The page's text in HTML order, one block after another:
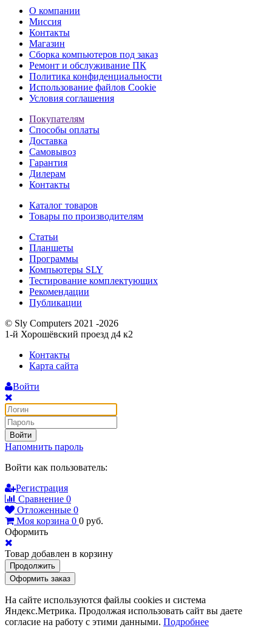
О компании
Миссия
Контакты
Магазин
Сборка компьютеров под заказ
Ремонт и обслуживание ПК
Политика конфиденциальности
Использование файлов Cookie
Условия соглашения
Покупателям
Способы оплаты
Доставка
Самовывоз
Гарантия
Дилерам
Контакты
Каталог товаров
Товары по производителям
Статьи
Планшеты
Программы
Компьютеры SLY
Тестирование комплектующих
Рекомендации
Публикации
© Sly Computers 2021 -2026
1-й Хорошёвский проезд д4 к2
Контакты
Карта сайта
Войти
Войти
Напомнить пароль
Войти как пользователь:
Регистрация
Сравнение 0
Отложенные 0
Моя корзина 0 0 руб.
Оформить
Товар добавлен в корзину
Продолжить
Оформить заказ
На сайте используются файлы cookies и система
Яндекс.Метрика. Продолжая использовать сайт вы даете
согласие на работу с этими данными. Подробнее